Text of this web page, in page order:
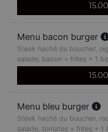
15.00
Menu bacon burger
Steak haché du boucher,
salade, bacon + frites + 1
15.00
Menu bleu burger
Steak haché du boucher,
salade, tomates + frites + 1